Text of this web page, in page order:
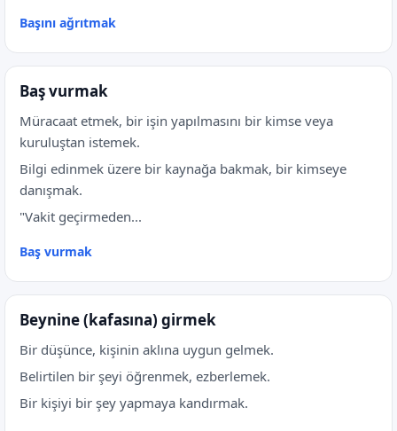
Başını ağrıtmak
Baş vurmak
Müracaat etmek, bir işin yapılmasını bir kimse veya
kuruluştan istemek.
Bilgi edinmek üzere bir kaynağa bakmak, bir kimseye
danışmak.
"Vakit geçirmeden...
Baş vurmak
Beynine (kafasına) girmek
Bir düşünce, kişinin aklına uygun gelmek.
Belirtilen bir şeyi öğrenmek, ezberlemek.
Bir kişiyi bir şey yapmaya kandırmak.